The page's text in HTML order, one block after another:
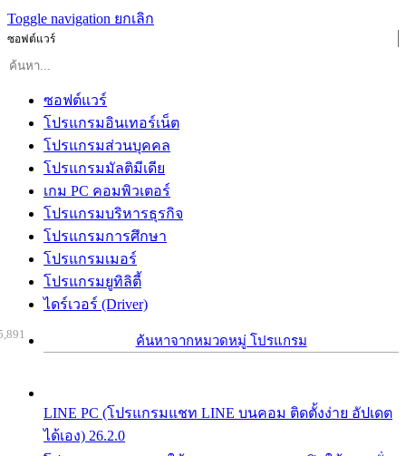
Toggle navigation ยกเลิก
ซอฟต์แวร์
ซอฟต์แวร์
โปรแกรมอินเทอร์เน็ต
โปรแกรมส่วนบุคคล
โปรแกรมมัลติมีเดีย
เกม PC คอมพิวเตอร์
โปรแกรมบริหารธุรกิจ
โปรแกรมการศึกษา
โปรแกรมเมอร์
โปรแกรมยูทิลิตี้
ไดร์เวอร์ (Driver)
ค้นหาจากหมวดหมู่ โปรแกรม
LINE PC (โปรแกรมแชท LINE บนคอม ติดตั้งง่าย อัปเดต
ได้เอง) 26.2.0